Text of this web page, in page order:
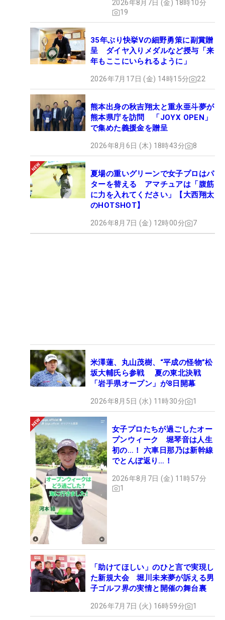
2026年8月7日 (金) 18時10分
19
35年ぶり快挙Vの細野勇策に副賞贈
呈 ダイヤ入りメダルなど授与「来
年もここにいられるように」
2026年7月17日 (金) 14時15分 22
熊本出身の秋吉翔太と重永亜斗夢が
熊本県庁を訪問 「JOYX OPEN」
で集めた義援金を贈呈
2026年8月6日 (木) 18時43分 8
夏場の重いグリーンで女子プロはパ
ターを替える アマチュアは「腹筋
に力を入れてください」【大西翔太
のHOTSHOT】
2026年8月7日 (金) 12時00分 7
米澤蓮、丸山茂樹、“平成の怪物”松
坂大輔氏ら参戦 夏の東北決戦
「岩手県オープン」が8日開幕
2026年8月5日 (水) 11時30分 1
女子プロたちが過ごしたオー
プンウィーク 堀琴音は人生
初の…！ 六車日那乃は新幹線
でとんぼ返り…！
2026年8月7日 (金) 11時57分
1
「助けてほしい」のひと言で実現し
た新規大会 堀川未来夢が訴える男
子ゴルフ界の実情と開催の舞台裏
2026年7月7日 (火) 16時59分 1